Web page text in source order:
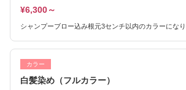
¥6,300～
シャンプーブロー込み根元3センチ以内のカラーにな
カラー
白髪染め（フルカラー）